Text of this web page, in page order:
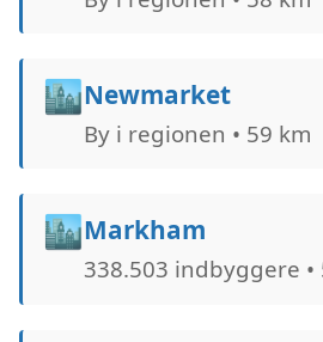
🏙️Newmarket
By i regionen • 59 km
🏙️Markham
338.503 indbyggere •